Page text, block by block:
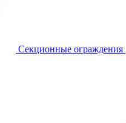
Секционные ограждения